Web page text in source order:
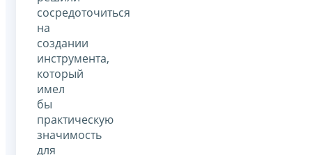
сосредоточиться
на
создании
инструмента,
который
имел
бы
практическую
значимость
для